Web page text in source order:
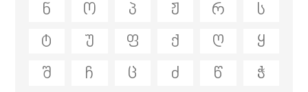
ნ
ო პ ჟ რ
ს
ტ
უ ფ ქ ღ
ყ
შ
ჩ ც ძ წ
ჭ